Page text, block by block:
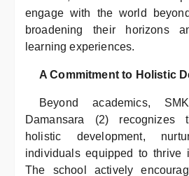
engage with the world
broadening their horizons
learning experiences.
A Commitment to Holistic
Beyond academics,
Damansara (2) recognizes
holistic development,
individuals equipped to thrive
The school actively